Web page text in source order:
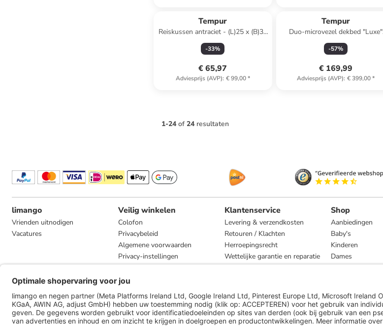
Tempur
Reiskussen antraciet - (L)25 x (B)31
cm
-33%
€ 65,97
Adviesprijs (AVP): € 99,00*
Tempur
Duo-microvezel dekbed "Luxe"
wit/Weiß
-57%
€ 169,99
Adviesprijs (AVP): € 399,00*
1-24 of 24 resultaten
limango
Vrienden uitnodigen
Vacatures
Veilig winkelen
Colofon
Privacybeleid
Algemene voorwaarden
Privacy-instellingen
Compliance
Klantenservice
Levering & verzendkosten
Retouren / Klachten
Herroepingsrecht
Wettelijke garantie en reparatie
Shop
Aanbiedingen
Baby's
Kinderen
Dames
Heren